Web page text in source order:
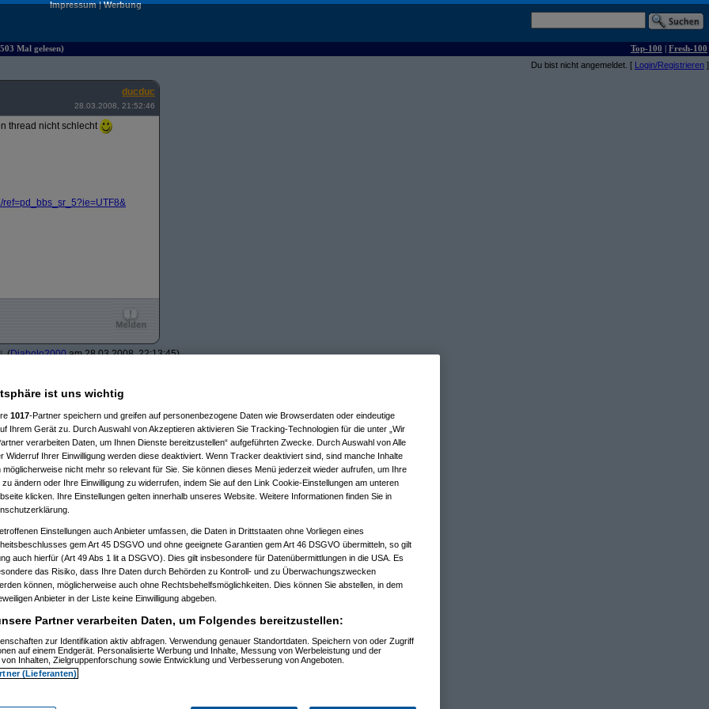
Impressum|Werbung
Mal gelesen) Top-100 | Fresh-100
Du bist nicht angemeldet. [ Login/Registrieren ]
ducduc
28.03.2008, 21:52:46
thread nicht schlecht
ref=pd_bbs_sr_5?ie=UTF8&
(Diabolo2000am 28.03.2008, 22:13:45)
10:17:40)
10:18:27)
10:22:30)
10:29:20)
am 29.03.2008, 10:32:27)
am 29.03.2008, 10:38:55)
16:15:41)
13:46:23)
12:47:46)
13:16:39)
ist uns wichtig
1017-Partner speichern und greifen auf personenbezogene Daten wie Browserdaten oder eindeutige
Ihrem Gerät zu. Durch Auswahl von Akzeptieren aktivieren Sie Tracking-Technologien für die unter „Wir
verarbeiten Daten, um Ihnen Dienste bereitzustellen“ aufgeführten Zwecke. Durch Auswahl von Alle
Widerruf Ihrer Einwilligung werden diese deaktiviert. Wenn Tracker deaktiviert sind, sind manche Inhalte
möglicherweise nicht mehr so relevant für Sie. Sie können dieses Menü jederzeit wieder aufrufen, um Ihre
zu ändern oder Ihre Einwilligung zu widerrufen, indem Sie auf den Link Cookie-Einstellungen am unteren
klicken. Ihre Einstellungen gelten innerhalb unseres Website. Weitere Informationen finden Sie in
Einstellungen auch Anbieter umfassen, die Daten in Drittstaaten ohne Vorliegen eines
gem Art 45 DSGVO und ohne geeignete Garantien gem Art 46 DSGVO übermitteln, so gilt
auch hierfür (Art 49 Abs 1 lit a DSGVO). Dies gilt insbesondere für Datenübermittlungen in die USA. Es
das Risiko, dass Ihre Daten durch Behörden zu Kontroll- und zu Überwachungszwecken
können, möglicherweise auch ohne Rechtsbehelfsmöglichkeiten. Dies können Sie abstellen, in dem
Anbieter in der Liste keine Einwilligung abgeben.
Partner verarbeiten Daten, um Folgendes bereitzustellen:
zur Identifikation aktiv abfragen. Verwendung genauer Standortdaten. Speichern von oder Zugriff
auf einem Endgerät. Personalisierte Werbung und Inhalte, Messung von Werbeleistung und der
Inhalten, Zielgruppenforschung sowie Entwicklung und Verbesserung von Angeboten.
(Lieferanten)